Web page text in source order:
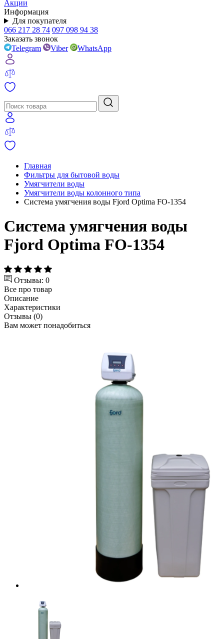
Акции
Информация
Для покупателя
066 217 28 74 097 098 94 38
Заказать звонок
Telegram
Viber WhatsApp
Главная
Фильтры для бытовой воды
Умягчители воды
Умягчители воды колонного типа
Система умягчения воды Fjord Optima FO-1354
Система умягчения воды
Fjord Optima FO-1354
Отзывы: 0
Все про товар
Описание
Характеристики
Отзывы (0)
Вам может понадобиться